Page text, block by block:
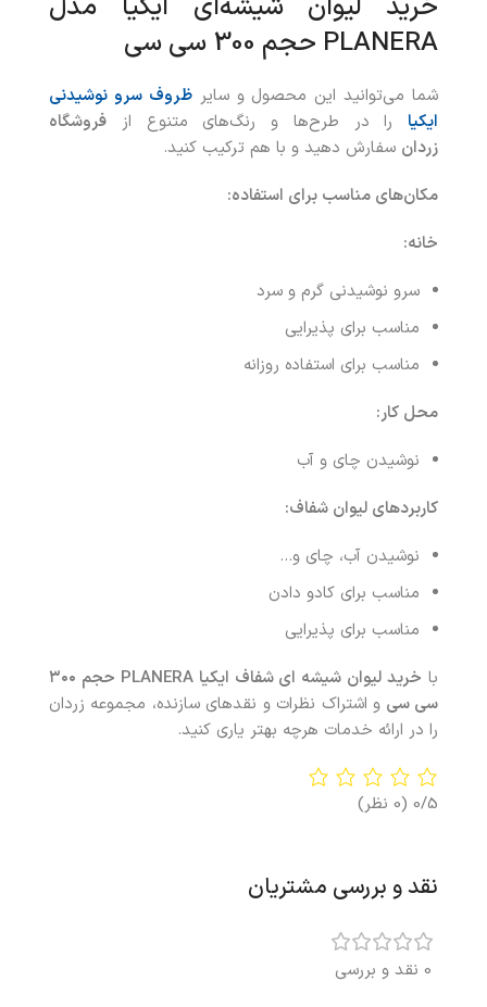
PLANERA حجم 300 سی سی
شما می‌توانید این محصول و سایرظروف سرو نوشیدنی
ایکیا را در طرح‌ها و رنگ‌های متنوع از فروشگاه
زردان سفارش دهید و با هم ترکیب کنید.
مکان‌های مناسب برای استفاده:
خانه:
سرو نوشیدنی گرم و سرد
مناسب برای پذیرایی
مناسب برای استفاده روزانه
محل کار:
نوشیدن چای و آب
کاربردهای لیوان شفاف:
نوشیدن آب، چای و…
مناسب برای کادو دادن
مناسب برای پذیرایی
با خرید
لیوان شیشه ای شفاف ایکیا PLANERA حجم ۳۰۰
سی‌ سی و اشتراک نظرات و نقدهای سازنده، مجموعه زردان
را در ارائه خدمات هرچه بهتر یاری کنید.
0/5 (0 نظر)
نقد و بررسی مشتریان
0 نقد و بررسی